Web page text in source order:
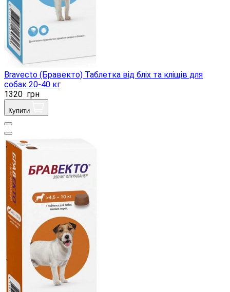
Bravecto (Бравекто) Таблетка від бліх та кліщів для
собак 20-40 кг
1320 грн
Купити